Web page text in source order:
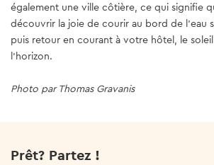
également une ville côtière, ce qui signifie
découvrir la joie de courir au bord de l'eau
puis retour en courant à votre hôtel, le
l’horizon.
Photo par Thomas Gravanis
chaudes, avec des températures autour de
Décembre. Février et Mars sont souvent
pluies », mais la pluie à Athènes dure
voire plus d'une heure !
Photo par Thomas Gravanis
Prêt? Partez !